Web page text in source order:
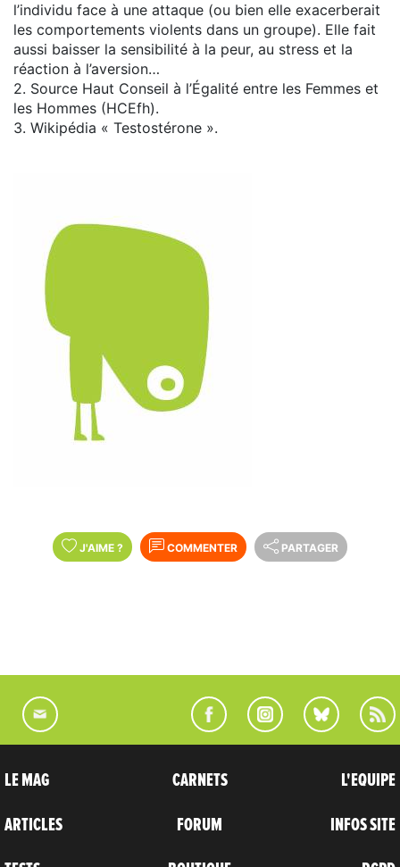
l’individu face à une attaque (ou bien elle exacerberait
les comportements violents dans un groupe). Elle fait
aussi baisser la sensibilité à la peur, au stress et la
réaction à l’aversion…
2. Source Haut Conseil à l’Égalité entre les Femmes et
les Hommes (HCEfh).
3. Wikipédia « Testostérone ».
J'AIME ? COMMENTER PARTAGER
LE MAG
ARTICLES
CARNETS
FORUM
L'EQUIPE
INFOS SITE